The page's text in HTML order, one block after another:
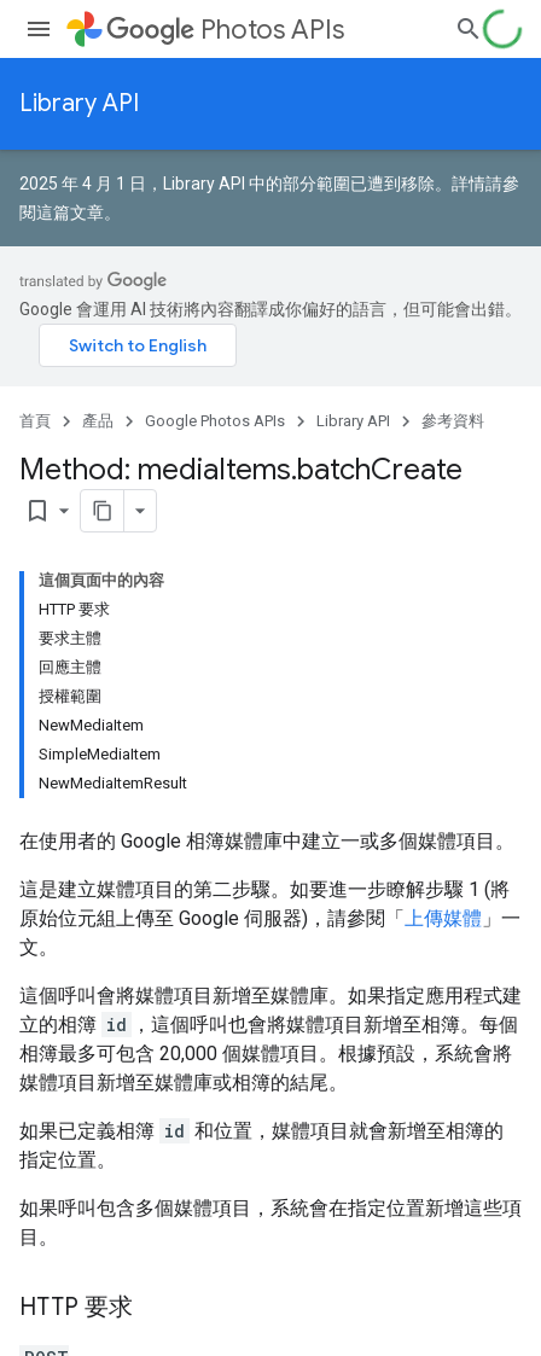
Photos APIs
Library API
2025 年 4 月 1 日，Library API 中的部分範圍已遭到移除。 詳情請參
閱這篇文章。
Google 會運用 AI 技術將內容翻譯成你偏好的語言，但可能會出錯。
首頁 產品 Google Photos APIs Library API 參考資料
Method: mediaItems.batchCreate
bookmark_border
這個頁面中的內容
HTTP 要求
要求主體
回應主體
授權範圍
NewMediaItem
SimpleMediaItem
NewMediaItemResult
在使用者的 Google 相簿媒體庫中建立一或多個媒體項目。
這是建立媒體項目的第二步驟。如要進一步瞭解步驟 1 (將
原始位元組上傳至 Google 伺服器)，請參閱「上傳媒體 」一
文。
這個呼叫會將媒體項目新增至媒體庫。如果指定應用程式建
立的相簿 id
，這個呼叫也會將媒體項目新增至相簿。每個
相簿最多可包含 20,000 個媒體項目。根據預設，系統會將
媒體項目新增至媒體庫或相簿的結尾。
如果已定義相簿 id 和位置，媒體項目就會新增至相簿的
指定位置。
如果呼叫包含多個媒體項目，系統會在指定位置新增這些項
目。
HTTP 要求